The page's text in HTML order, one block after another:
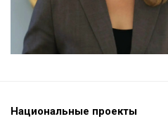
Национальные проекты